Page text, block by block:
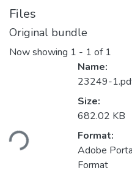
Files
Original bundle
Now showing 1 - 1 of 1
Name:
23249-
Size:
682.02 KB
Format:
Adobe
Format